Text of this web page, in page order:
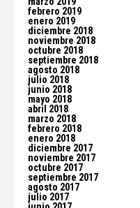
febrero 2019
enero 2019
diciembre 2018
noviembre 2018
octubre 2018
septiembre 2018
agosto 2018
julio 2018
junio 2018
mayo 2018
abril 2018
marzo 2018
febrero 2018
enero 2018
diciembre 2017
noviembre 2017
octubre 2017
septiembre 2017
agosto 2017
julio 2017